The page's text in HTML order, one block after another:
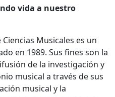
vida a nuestro
Musicales es un
en 1989. Sus fines son la
de la investigación y
musical a través de sus
musical y la